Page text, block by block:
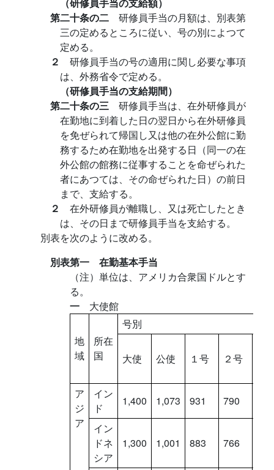
第二十条の二 研修員手当の月額は、別表第
三の定めるところに従い、号の別によつて
定める。
２ 研修員手当の号の適用に関し必要な事項
は、外務省令で定める。
（研修員手当の支給期間）
第二十条の三 研修員手当は、在外研修員が
在勤地に到着した日の翌日から在外研修員
を免ぜられて帰国し又は他の在外公館に勤
務するため在勤地を出発する日（同一の在
外公館の館務に従事することを命ぜられた
者にあつては、その命ぜられた日）の前日
まで、支給する。
２ 在外研修員が離職し、又は死亡したとき
は、その日まで研修員手当を支給する。
別表を次のように改める。
別表第一 在勤基本手当
（注）単位は、アメリカ合衆国ドルとす
る。
一 大使館
地
域
所在
国
号別
大使 公使 １号 ２号
ア
ジ
ア
イン
ド
1,400 1,073 931 790
イン
ドネ
シア
1,300 1,001 883 766